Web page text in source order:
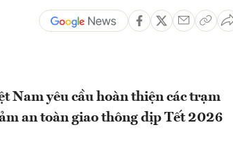
Nam yêu cầu hoàn thiện các trạm
an toàn giao thông dịp Tết 2026